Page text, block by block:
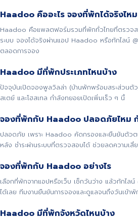
Haadoo คืออะไร จองที่พักได้จริงไหม
Haadoo คือแพลตฟอร์มรวมที่พักทั่วไทยที่ตรวจส
ระบบ จองได้จริงผ่านแอป Haadoo หรือทักไลน์
ตลอดการจอง
Haadoo มีที่พักประเภทไหนบ้าง
ปัจจุบันเปิดจองพูลวิลล่า (บ้านพักพร้อมสระส่วนตั
สเตย์ และโฮสเทล กำลังทยอยเปิดเพิ่มเร็ว ๆ นี้
จองที่พักกับ Haadoo ปลอดภัยไหม
ปลอดภัย เพราะ Haadoo คัดกรองและยืนยันตัว
หลัง ชำระผ่านระบบที่ตรวจสอบได้ ช่วยลดความเสี่
จองที่พักกับ Haadoo อย่างไร
เลือกที่พักจากแอปหรือเว็บ เช็กวันว่าง แล้วทักไล
ได้เลย ทีมงานยืนยันการจองและดูแลจนถึงวันเข้าพั
Haadoo มีที่พักจังหวัดไหนบ้าง